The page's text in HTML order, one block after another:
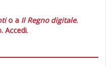
o a Il Regno digitale.
Accedi.